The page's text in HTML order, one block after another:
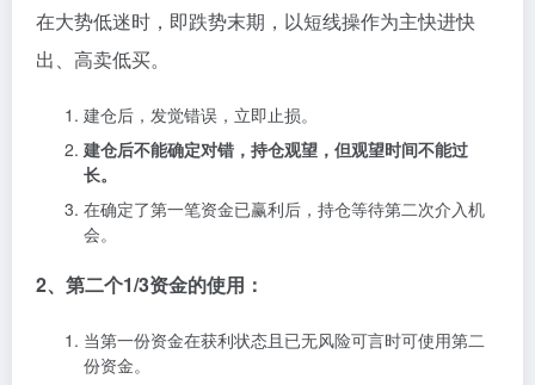
在大势低迷时，即跌势末期，以短线操作为主快进快
出、高卖低买。
建仓后，发觉错误，立即止损。
建仓后不能确定对错，持仓观望，但观望时间不能过
长。
在确定了第一笔资金已赢利后，持仓等待第二次介入机
会。
2、第二个1/3资金的使用：
当第一份资金在获利状态且已无风险可言时可使用第二
份资金。